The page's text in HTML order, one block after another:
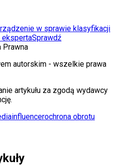
w sprawie klasyfikacji
ekspertaSprawdź
Prawna
autorskim - wszelkie prawa
artykułu za zgodą wydawcy
influencerochrona obrotu